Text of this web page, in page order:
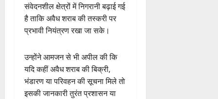
संवेदनशील क्षेत्रों में निगरानी बढ़ाई गई
है ताकि अवैध शराब की तस्करी पर
प्रभावी नियंत्रण रखा जा सके।
उन्होंने आमजन से भी अपील की कि
यदि कहीं अवैध शराब की बिक्री,
भंडारण या परिवहन की सूचना मिले तो
इसकी जानकारी तुरंत प्रशासन या